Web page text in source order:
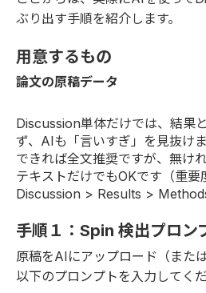
ぶり出す手順を紹介します。
用意するもの
論文の原稿データ
Discussion単体だけでは、結果
ず、AIも「言いすぎ」を見抜けま
できれば全文推奨ですが、無け
テキストだけでもOKです（重要
Discussion > Results >
手順１：Spin 検出プロン
原稿をAIにアップロード（また
以下のプロンプトを入力してくだ